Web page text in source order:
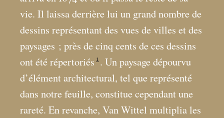
vie. Il laissa derrière lui un grand nombre de
dessins représentant des vues de villes et des
paysages ; près de cinq cents de ces dessins
ont été répertoriés 1 . Un paysage dépourvu
d’élément architectural, tel que représenté
dans notre feuille, constitue cependant une
rareté. En revanche, Van Wittel multiplia les